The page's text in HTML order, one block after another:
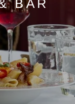
BAR